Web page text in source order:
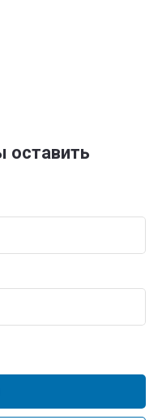
оставить